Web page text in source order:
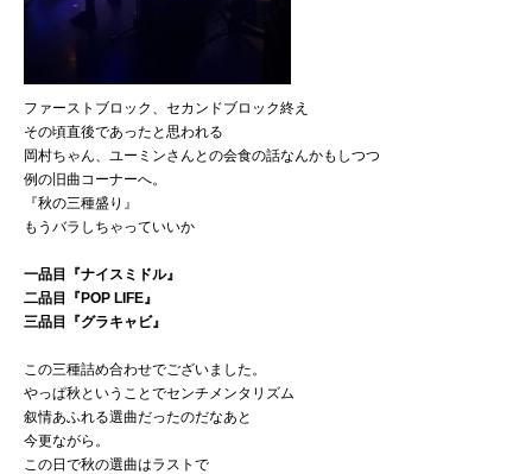
ファーストブロック、セカンドブロック終え
その頃直後であったと思われる
岡村ちゃん、ユーミンさんとの会食の話なんかもしつつ
例の旧曲コーナーへ。
『秋の三種盛り』
もうバラしちゃっていいか
一品目『ナイスミドル』
二品目『POP LIFE』
三品目『グラキャビ』
この三種詰め合わせでございました。
やっぱ秋ということでセンチメンタリズム
叙情あふれる選曲だったのだなあと
今更ながら。
この日で秋の選曲はラストで